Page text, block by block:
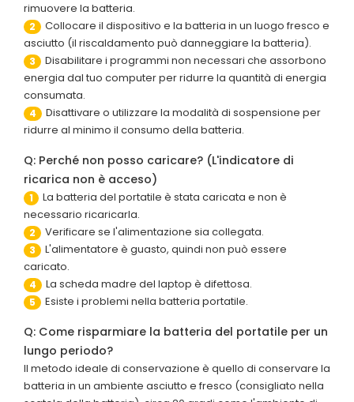
rimuovere la batteria.
2
Collocare il dispositivo e la batteria in un luogo fresco e
asciutto (il riscaldamento può danneggiare la batteria).
3
Disabilitare i programmi non necessari che assorbono
energia dal tuo computer per ridurre la quantità di energia
consumata.
4
Disattivare o utilizzare la modalità di sospensione per
ridurre al minimo il consumo della batteria.
Q: Perché non posso caricare? (L'indicatore di
ricarica non è acceso)
1
La batteria del portatile è stata caricata e non è
necessario ricaricarla.
2 Verificare se l'alimentazione sia collegata.
3
L'alimentatore è guasto, quindi non può essere
caricato.
4 La scheda madre del laptop è difettosa.
5 Esiste i problemi nella batteria portatile.
Q: Come risparmiare la batteria del portatile per un
lungo periodo?
Il metodo ideale di conservazione è quello di conservare la
batteria in un ambiente asciutto e fresco (consigliato nella